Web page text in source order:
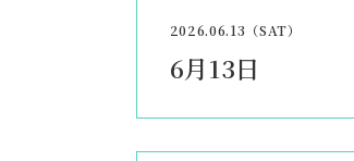
2026.06.13（SAT）
6月13日